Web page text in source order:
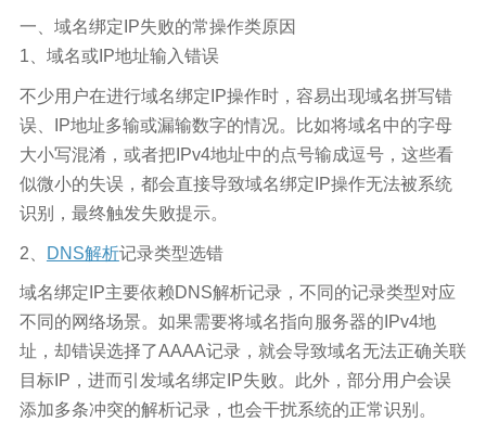
一、域名绑定IP失败的常操作类原因
1、域名或IP地址输入错误
不少用户在进行域名绑定IP操作时，容易出现域名拼写错
误、IP地址多输或漏输数字的情况。比如将域名中的字母
大小写混淆，或者把IPv4地址中的点号输成逗号，这些看
似微小的失误，都会直接导致域名绑定IP操作无法被系统
识别，最终触发失败提示。
2、 DNS解析记录类型选错
域名绑定IP主要依赖DNS解析记录，不同的记录类型对应
不同的网络场景。如果需要将域名指向服务器的IPv4地
址，却错误选择了AAAA记录，就会导致域名无法正确关联
目标IP，进而引发域名绑定IP失败。此外，部分用户会误
添加多条冲突的解析记录，也会干扰系统的正常识别。